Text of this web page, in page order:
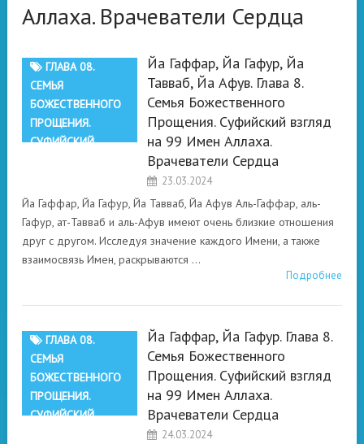
Аллаха. Врачеватели Сердца
ГЛАВА 08.
СЕМЬЯ
БОЖЕСТВЕННОГО
ПРОЩЕНИЯ.
СУФИЙСКИЙ
ВРАЧЕВАТЕЛИ
СЕРДЦА
Йа Гаффар, Йа Гафур, Йа
Тавваб, Йа Афув. Глава 8.
Семья Божественного
Прощения. Суфийский взгляд
на 99 Имен Аллаха.
Врачеватели Сердца
23.03.2024
Йа Гаффар, Йа Гафур, Йа Тавваб, Йа Афув Аль-Гаффар, аль-
Гафур, ат-Тавваб и аль-Афув имеют очень близкие отношения
друг с другом. Исследуя значение каждого Имени, а также
взаимосвязь Имен, раскрываются …
Подробнее
ГЛАВА 08.
СЕМЬЯ
БОЖЕСТВЕННОГО
ПРОЩЕНИЯ.
СУФИЙСКИЙ
Йа Гаффар, Йа Гафур. Глава 8.
Семья Божественного
Прощения. Суфийский взгляд
на 99 Имен Аллаха.
Врачеватели Сердца
24.03.2024